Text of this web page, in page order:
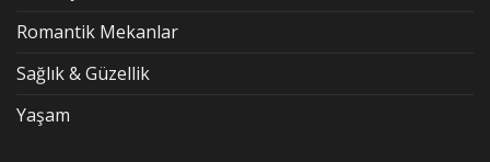
Romantik Mekanlar
Sağlık & Güzellik
Yaşam